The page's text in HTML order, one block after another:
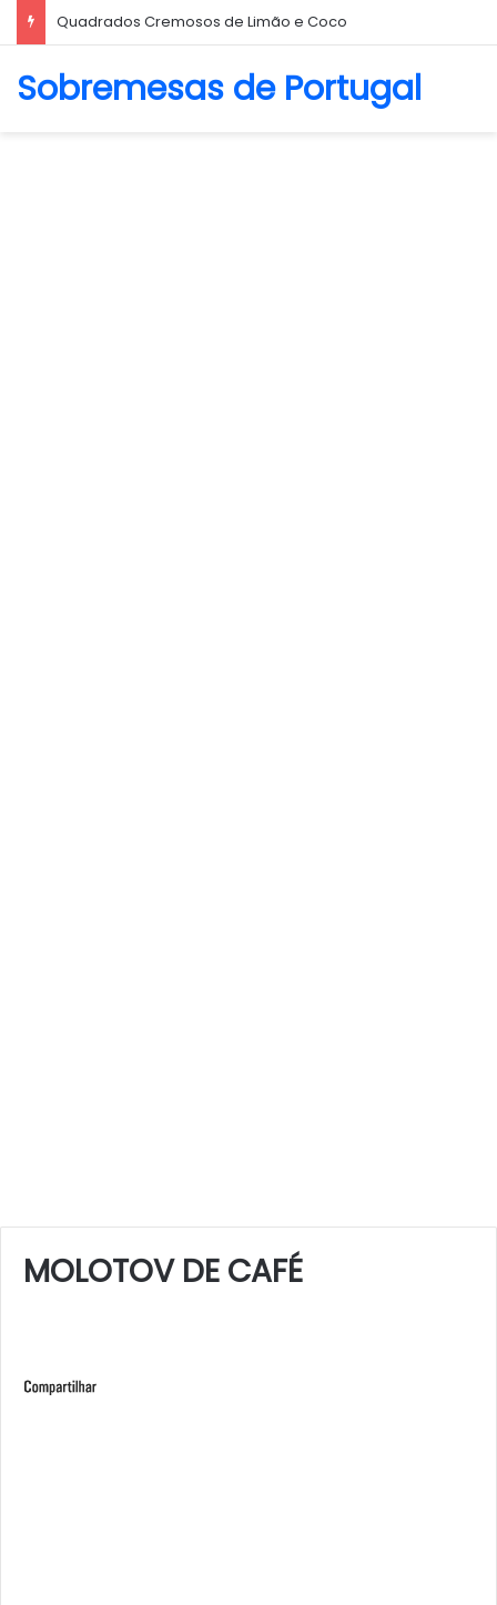
Quadrados Cremosos de Limão e Coco
Sobremesas de Portugal
MOLOTOV DE CAFÉ